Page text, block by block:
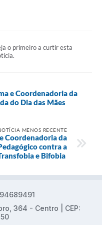
o primeiro a curtir esta
e Coordenadoria da
do Dia das Mães
MENOS RECENTE
Coordenadoria da
contra a
e Bifobia
364 - Centro | CEP: